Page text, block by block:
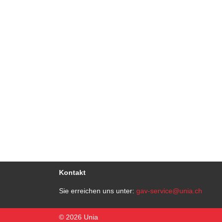
Kontakt
Sie erreichen uns unter: gav-service@unia.ch
© 2026 Unia